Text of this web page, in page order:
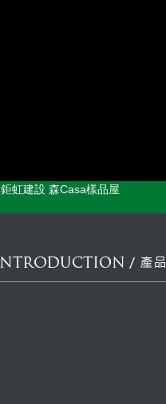
CONCEPT
鉅虹建設 森Casa樣品屋